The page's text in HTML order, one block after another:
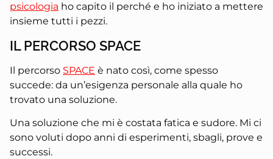
psicologia ho capito il perché e ho iniziato a mettere
insieme tutti i pezzi.
IL PERCORSO SPACE
Il percorso SPACE è nato così, come spesso
succede: da un’esigenza personale alla quale ho
trovato una soluzione.
Una soluzione che mi è costata fatica e sudore. Mi ci
sono voluti dopo anni di esperimenti, sbagli, prove e
successi.